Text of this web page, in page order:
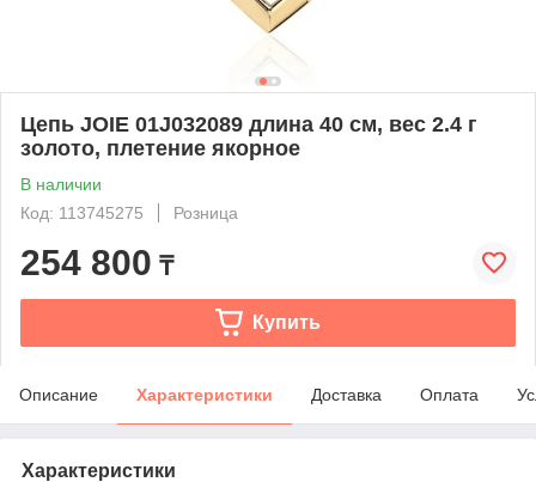
Цепь JOIE 01J032089 длина 40 см, вес 2.4 г
золото, плетение якорное
В наличии
Код: 113745275
Розница
254 800 ₸
Купить
Описание Характеристики Доставка Оплата
Характеристики